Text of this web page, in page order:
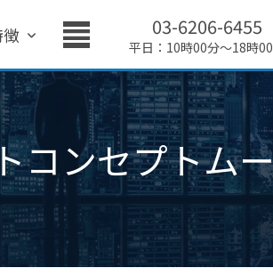
03-6206-6455
平日：10時00分～18時
コンセプトム